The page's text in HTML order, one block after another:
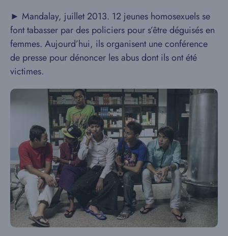
► Mandalay, juillet 2013. 12 jeunes homosexuels se
font tabasser par des policiers pour s’être déguisés en
femmes. Aujourd’hui, ils organisent une conférence
de presse pour dénoncer les abus dont ils ont été
victimes.